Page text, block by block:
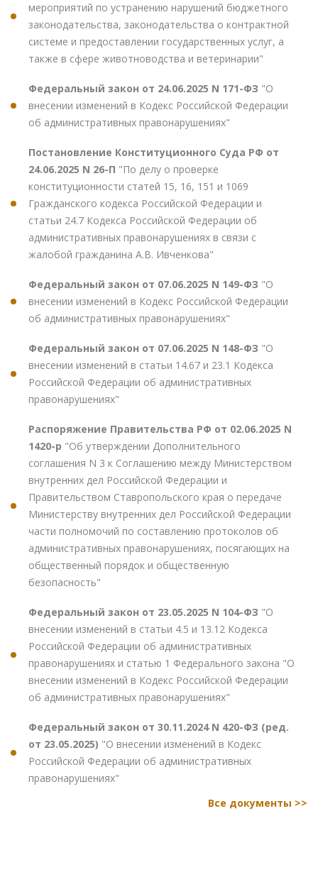
мероприятий по устранению нарушений бюджетного
законодательства, законодательства о контрактной
системе и предоставлении государственных услуг, а
также в сфере животноводства и ветеринарии"
Федеральный закон от 24.06.2025 N 171-ФЗ "О
внесении изменений в Кодекс Российской Федерации
об административных правонарушениях"
Постановление Конституционного Суда РФ от
24.06.2025 N 26-П "По делу о проверке
конституционности статей 15, 16, 151 и 1069
Гражданского кодекса Российской Федерации и
статьи 24.7 Кодекса Российской Федерации об
административных правонарушениях в связи с
жалобой гражданина А.В. Ивченкова"
Федеральный закон от 07.06.2025 N 149-ФЗ "О
внесении изменений в Кодекс Российской Федерации
об административных правонарушениях"
Федеральный закон от 07.06.2025 N 148-ФЗ "О
внесении изменений в статьи 14.67 и 23.1 Кодекса
Российской Федерации об административных
правонарушениях"
Распоряжение Правительства РФ от 02.06.2025 N
1420-р "Об утверждении Дополнительного
соглашения N 3 к Соглашению между Министерством
внутренних дел Российской Федерации и
Правительством Ставропольского края о передаче
Министерству внутренних дел Российской Федерации
части полномочий по составлению протоколов об
административных правонарушениях, посягающих на
общественный порядок и общественную
безопасность"
Федеральный закон от 23.05.2025 N 104-ФЗ "О
внесении изменений в статьи 4.5 и 13.12 Кодекса
Российской Федерации об административных
правонарушениях и статью 1 Федерального закона "О
внесении изменений в Кодекс Российской Федерации
об административных правонарушениях"
Федеральный закон от 30.11.2024 N 420-ФЗ (ред.
от 23.05.2025) "О внесении изменений в Кодекс
Российской Федерации об административных
правонарушениях"
Все документы >>